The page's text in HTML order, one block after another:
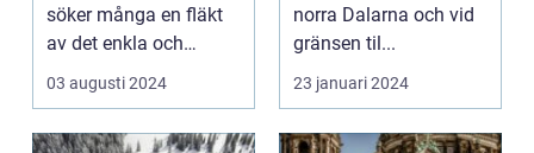
söker många en fläkt
av det enkla och
naturn&aum...
03 augusti 2024
norra Dalarna och vid
gränsen til...
23 januari 2024